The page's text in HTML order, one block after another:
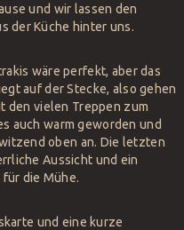
und wir lassen den
der Küche hinter uns.
wäre perfekt, aber das
auf der Stecke, also gehen
den vielen Treppen zum
auch warm geworden und
oben an. Die letzten
Aussicht und ein
die Mühe.
und eine kurze